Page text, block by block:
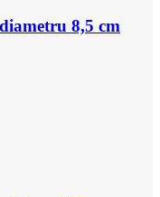
8,5 cm